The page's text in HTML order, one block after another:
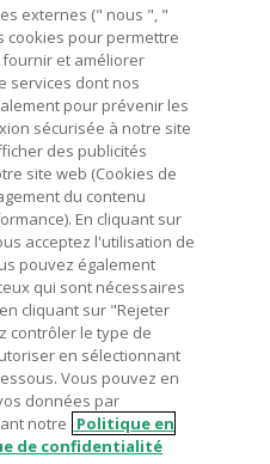
sont calculés par les
TVA/taxes et hors frais de
Honey, AdBlock, uBlock, Pi-
de votre commande.
il faut revenir sur
bouton rose de cashback
et faire votre achat.
est le dernier lien
avant de finaliser votre
commandes ou activités
système de cashback sera
JP DE AU
externes (" nous ", "
cookies pour permettre
et améliorer
services dont nos
pour prévenir les
sécurisée à notre site
des publicités
site web (Cookies de
du contenu
En cliquant sur
acceptez l'utilisation de
pouvez également
qui sont nécessaires
cliquant sur "Rejeter
contrôler le type de
en sélectionnant
Vous pouvez en
données par
notre Politique en
de confidentialité